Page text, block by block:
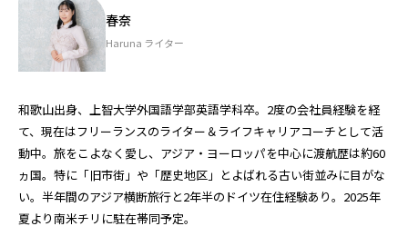
春奈
Haruna ライター
和歌山出身、上智大学外国語学部英語学科卒。2度の会社員経験を経
て、現在はフリーランスのライター＆ライフキャリアコーチとして活
動中。旅をこよなく愛し、アジア・ヨーロッパを中心に渡航歴は約60
ヵ国。特に「旧市街」や「歴史地区」とよばれる古い街並みに目がな
い。半年間のアジア横断旅行と2年半のドイツ在住経験あり。2025年
夏より南米チリに駐在帯同予定。